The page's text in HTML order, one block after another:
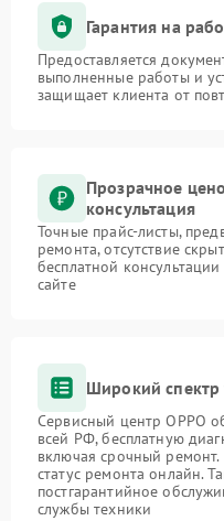
Гарантия на
Предоставляется
выполненные работы и
защищает клиента от
Прозрачное
консультация
Точные прайс-листы,
ремонта, отсутствие
бесплатной
сайте
Широкий спектр
Сервисный центр OPPO
всей РФ, бесплатную
включая срочный ремонт.
статус ремонта онлайн.
постгарантийное
службы техники